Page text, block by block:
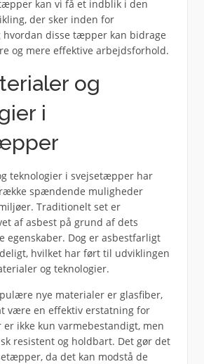
kan vi få et indblik i den
der sker inden for
hvordan disse tæpper kan bidrage
og mere effektive arbejdsforhold.
og
i
teknologier i svejsetæpper har
spændende muligheder
Traditionelt set er
af asbest på grund af dets
egenskaber. Dog er asbestfarligt
hvilket har ført til udviklingen
og teknologier.
nye materialer er glasfiber,
være en effektiv erstatning for
er ikke kun varmebestandigt, men
resistent og holdbart. Det gør det
da det kan modstå de